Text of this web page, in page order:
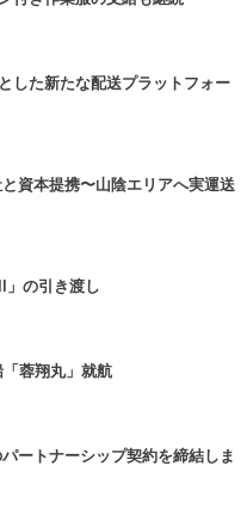
した新たな配送プラットフォー
資本提携〜山陰エリアへ実運送
」の引き渡し
蓉翔丸」就航
ートナーシップ契約を締結しま